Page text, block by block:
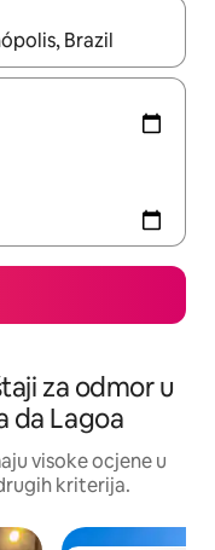
ih pregledati
za odmor u
da Lagoa
visoke ocjene u
kriterija.